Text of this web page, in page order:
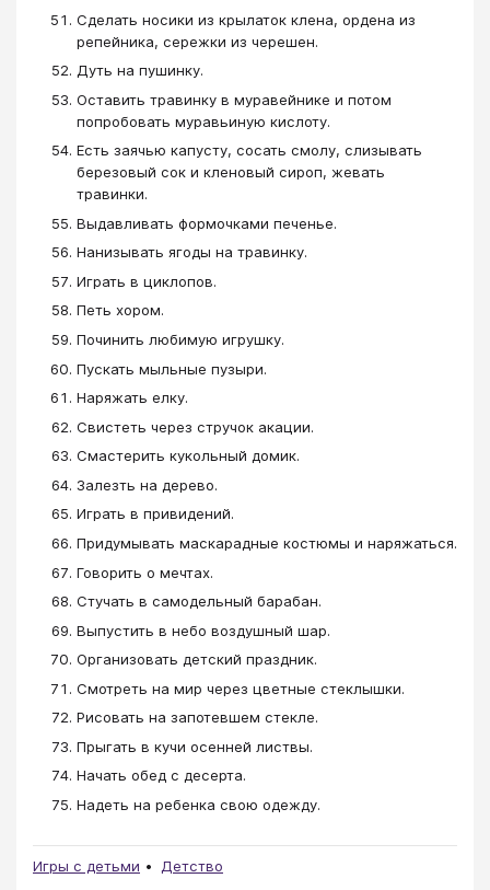
Сделать носики из крылаток клена, ордена из
репейника, сережки из черешен.
Дуть на пушинку.
Оставить травинку в муравейнике и потом
попробовать муравьиную кислоту.
Есть заячью капусту, сосать смолу, слизывать
березовый сок и кленовый сироп, жевать
травинки.
Выдавливать формочками печенье.
Нанизывать ягоды на травинку.
Играть в циклопов.
Петь хором.
Починить любимую игрушку.
Пускать мыльные пузыри.
Наряжать елку.
Свистеть через стручок акации.
Смастерить кукольный домик.
Залезть на дерево.
Играть в привидений.
Придумывать маскарадные костюмы и наряжаться.
Говорить о мечтах.
Стучать в самодельный барабан.
Выпустить в небо воздушный шар.
Организовать детский праздник.
Смотреть на мир через цветные стеклышки.
Рисовать на запотевшем стекле.
Прыгать в кучи осенней листвы.
Начать обед с десерта.
Надеть на ребенка свою одежду.
Игры с детьми Детство